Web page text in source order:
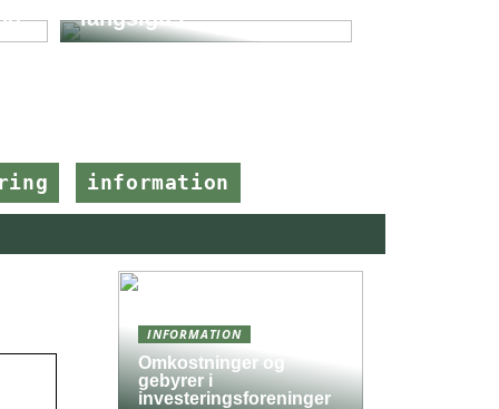
langsigtet
information
INFORMATION
Omkostninger og
gebyrer i
investeringsforeninger